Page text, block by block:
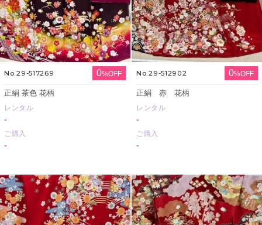
No.29-517269 0%OFF
正絹 茶色 花柄
レンタル
-
ご購入
-
No.29-512902 0%OFF
正絹 赤 花柄
レンタル
-
ご購入
-